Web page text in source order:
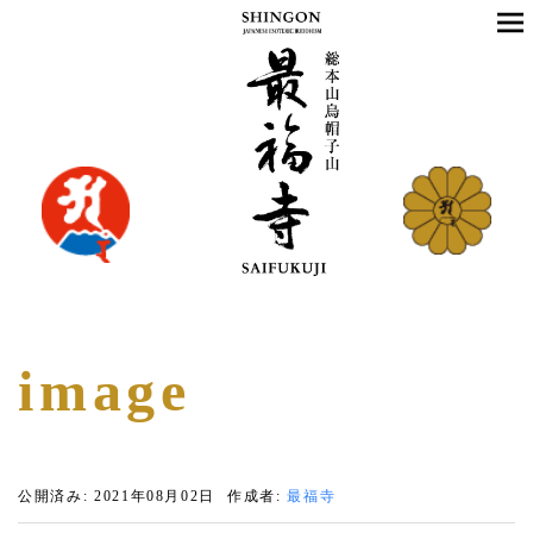
image
公開済み: 2021年08月02日 作成者:最福寺